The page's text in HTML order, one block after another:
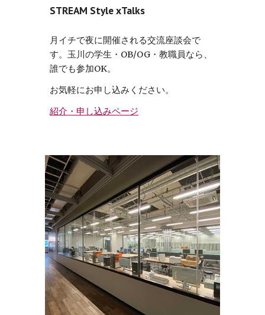
STREAM Style xTalks
月イチで夜に開催される交流座談会で
す。玉川の学生・OB/OG・教職員なら、
誰でも参加OK。
お気軽にお申し込みください。
紹介・申し込みページ